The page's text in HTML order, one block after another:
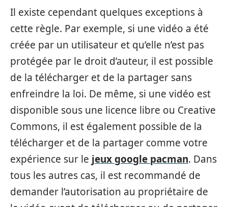
Il existe cependant quelques exceptions à
cette règle. Par exemple, si une vidéo a été
créée par un utilisateur et qu’elle n’est pas
protégée par le droit d’auteur, il est possible
de la télécharger et de la partager sans
enfreindre la loi. De même, si une vidéo est
disponible sous une licence libre ou Creative
Commons, il est également possible de la
télécharger et de la partager comme votre
expérience sur le jeux google pacman. Dans
tous les autres cas, il est recommandé de
demander l’autorisation au propriétaire de